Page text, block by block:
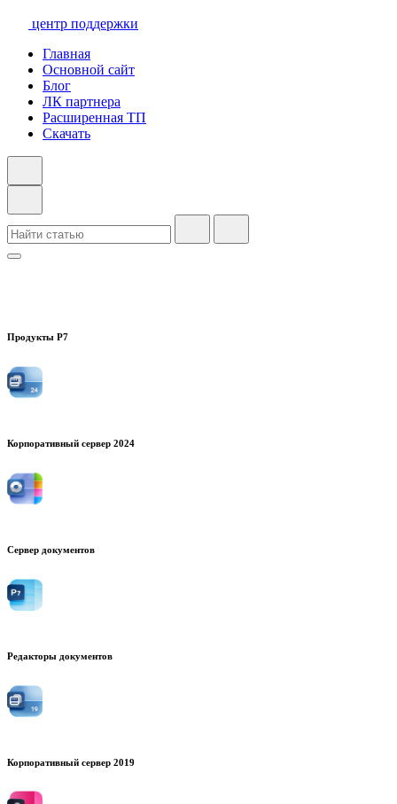
центр поддержки
Главная
Основной сайт
Блог
ЛК партнера
Расширенная ТП
Скачать
Продукты Р7
Корпоративный сервер 2024
Сервер документов
Редакторы документов
Корпоративный сервер 2019